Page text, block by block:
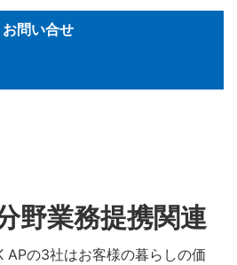
お問い合せ
野業務提携関連
APの3社はお客様の暮らしの価